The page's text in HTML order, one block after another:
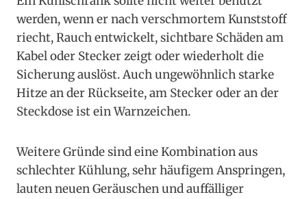
werden, wenn er nach verschmortem Kunststoff
riecht, Rauch entwickelt, sichtbare Schäden am
Kabel oder Stecker zeigt oder wiederholt die
Sicherung auslöst. Auch ungewöhnlich starke
Hitze an der Rückseite, am Stecker oder an der
Steckdose ist ein Warnzeichen.
Weitere Gründe sind eine Kombination aus
schlechter Kühlung, sehr häufigem Anspringen,
lauten neuen Geräuschen und auffälliger